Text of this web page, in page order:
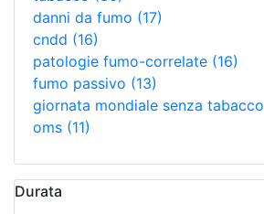
danni da fumo (17)
cndd (16)
patologie fumo-correlate (16)
fumo passivo (13)
giornata mondiale senza tabacco
oms (11)
Durata